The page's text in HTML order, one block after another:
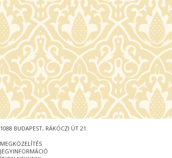
1088 BUDAPEST, RÁKÓCZI ÚT 21.
MEGKÖZELÍTÉS
JEGYINFORMÁCIÓ